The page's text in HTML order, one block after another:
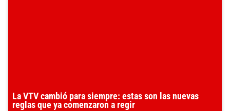
La VTV cambió para siempre: estas son las nuevas
reglas que ya comenzaron a regir